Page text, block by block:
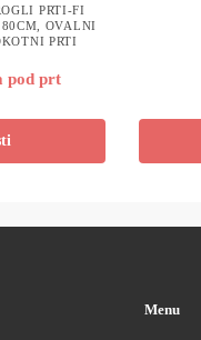
PRTI-FI
OVALNI
PRTI
pod prt
Menu